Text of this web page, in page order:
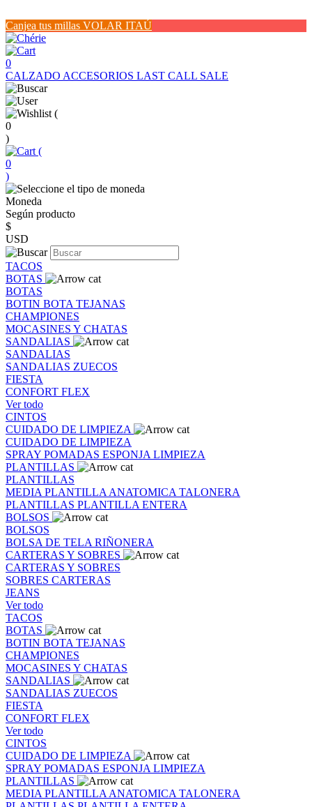
Canjea tus millas VOLAR ITAÚ
0
CALZADO ACCESORIOS LAST CALL SALE
(
0
)
(
0
)
Moneda
Según producto
$
USD
TACOS
BOTAS
BOTAS
BOTIN BOTA TEJANAS
CHAMPIONES
MOCASINES Y CHATAS
SANDALIAS
SANDALIAS
SANDALIAS ZUECOS
FIESTA
CONFORT FLEX
Ver todo
CINTOS
CUIDADO DE LIMPIEZA
CUIDADO DE LIMPIEZA
SPRAY POMADAS ESPONJA LIMPIEZA
PLANTILLAS
PLANTILLAS
MEDIA PLANTILLA ANATOMICA TALONERA
PLANTILLAS PLANTILLA ENTERA
BOLSOS
BOLSOS
BOLSA DE TELA RIÑONERA
CARTERAS Y SOBRES
CARTERAS Y SOBRES
SOBRES CARTERAS
JEANS
Ver todo
TACOS
BOTAS
BOTIN BOTA TEJANAS
CHAMPIONES
MOCASINES Y CHATAS
SANDALIAS
SANDALIAS ZUECOS
FIESTA
CONFORT FLEX
Ver todo
CINTOS
CUIDADO DE LIMPIEZA
SPRAY POMADAS ESPONJA LIMPIEZA
PLANTILLAS
MEDIA PLANTILLA ANATOMICA TALONERA